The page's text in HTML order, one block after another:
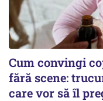
Cum convingi
fără scene:
care vor să îl